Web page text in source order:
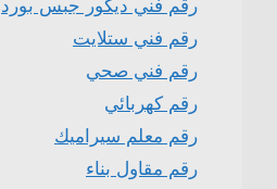
رقم فني ديكور جبس بورد
رقم فني ستلايت
رقم فني صحي
رقم كهربائي
رقم معلم سيراميك
رقم مقاول بناء